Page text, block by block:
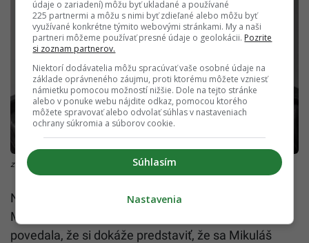
zdroj: Archív Mikuláš Černák
Na záver bývalá dlhoročná prokurátorka Eva
Mišíková doslova prekvapila svojou priamosťou a
povedala, že si dokáže predstaviť, že sa Mikuláš
údaje o zariadení) môžu byť ukladané a používané
225 partnermi a môžu s nimi byť zdieľané alebo môžu byť
využívané konkrétne týmito webovými stránkami. My a naši
partneri môžeme používať presné údaje o geolokácii. Pozrite
si zoznam partnerov.
Niektorí dodávatelia môžu spracúvať vaše osobné údaje na
základe oprávneného záujmu, proti ktorému môžete vzniesť
námietku pomocou možností nižšie. Dole na tejto stránke
alebo v ponuke webu nájdite odkaz, pomocou ktorého
môžete spravovať alebo odvolať súhlas v nastaveniach
ochrany súkromia a súborov cookie.
Súhlasím
Nastavenia